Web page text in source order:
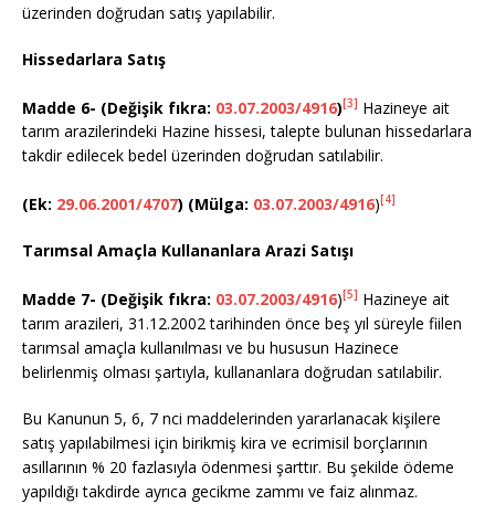
üzerinden doğrudan satış yapılabilir.
Hissedarlara Satış
Madde 6- (Değişik fıkra: 03.07.2003/4916)[3] Hazineye ait
tarım arazilerindeki Hazine hissesi, talepte bulunan hissedarlara
takdir edilecek bedel üzerinden doğrudan satılabilir.
(Ek: 29.06.2001/4707) (Mülga: 03.07.2003/4916)[4]
Tarımsal Amaçla Kullananlara Arazi Satışı
Madde 7- (Değişik fıkra: 03.07.2003/4916)[5] Hazineye ait
tarım arazileri, 31.12.2002 tarihinden önce beş yıl süreyle fiilen
tarımsal amaçla kullanılması ve bu hususun Hazinece
belirlenmiş olması şartıyla, kullananlara doğrudan satılabilir.
Bu Kanunun 5, 6, 7 nci maddelerinden yararlanacak kişilere
satış yapılabilmesi için birikmiş kira ve ecrimisil borçlarının
asıllarının % 20 fazlasıyla ödenmesi şarttır. Bu şekilde ödeme
yapıldığı takdirde ayrıca gecikme zammı ve faiz alınmaz.